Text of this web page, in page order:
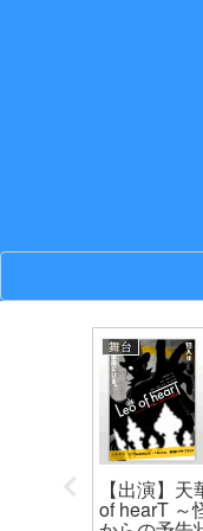
世代機
舞台
【出演】
of hearT ～